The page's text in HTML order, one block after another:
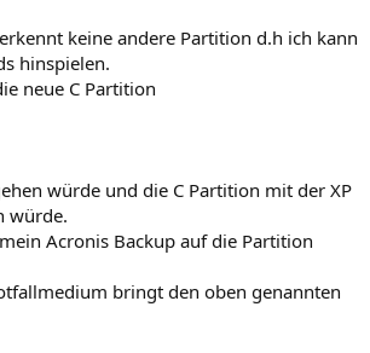
keine andere Partition d.h ich kann
hinspielen.
neue C Partition
würde und die C Partition mit der XP
würde.
Acronis Backup auf die Partition
bringt den oben genannten